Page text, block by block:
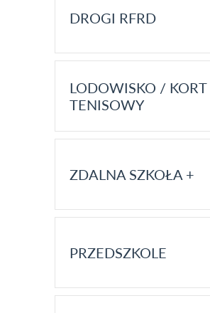
DROGI RFRD
LODOWISKO / KORT
TENISOWY
ZDALNA SZKOŁA +
PRZEDSZKOLE